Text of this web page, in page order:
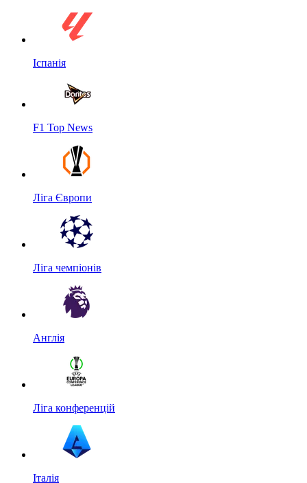
Іспанія
F1 Top News
Ліга Європи
Ліга чемпіонів
Англія
Ліга конференцій
Італія